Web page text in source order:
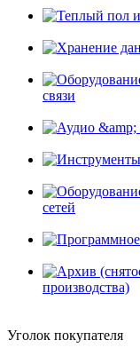
связи
сетей
производства)
Уголок покупателя